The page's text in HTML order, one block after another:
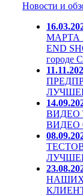
Новости и
МАРТА
END
городе
ВИДЕО
ВИДЕО
ЛУЧШЕЙ